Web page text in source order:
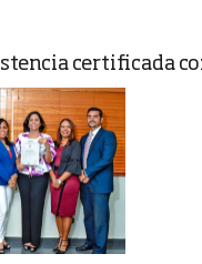
certificada